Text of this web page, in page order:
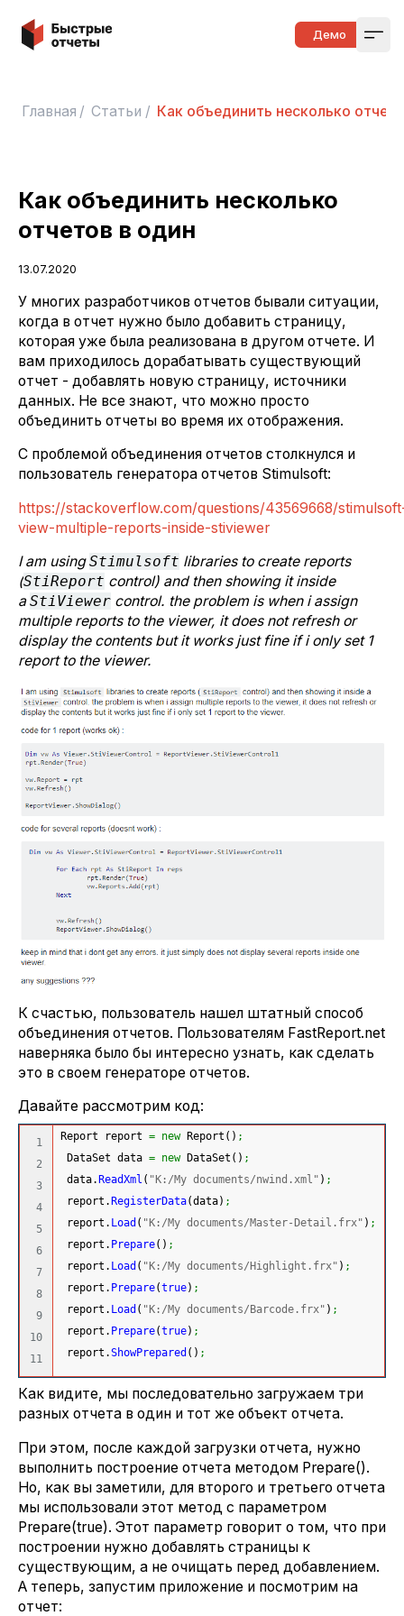
Быстрые отчеты Демо
Главная / Статьи / Как объединить несколько
Как объединить несколько
отчетов в один
13.07.2020
У многих разработчиков отчетов бывали ситуации,
когда в отчет нужно было добавить страницу,
которая уже была реализована в другом отчете. И
вам приходилось дорабатывать существующий
отчет - добавлять новую страницу, источники
данных. Не все знают, что можно просто
объединить отчеты во время их отображения.
С проблемой объединения отчетов столкнулся и
пользователь генератора отчетов Stimulsoft:
https://stackoverflow.com/questions/43569668/
view-multiple-reports-inside-stiviewer
I am usingStimulsoft libraries to create reports
(StiReport control) and then showing it inside
aStiViewer control. the problem is when i assign
multiple reports to the viewer, it does not refresh or
display the contents but it works just fine if i only set 1
report to the viewer.
К счастью, пользователь нашел штатный способ
объединения отчетов. Пользователям FastReport.net
наверняка было бы интересно узнать, как сделать
это в своем генераторе отчетов.
Давайте рассмотрим код:
1
2
3
4
5
6
7
8
9
10
Report report = new Report ( ) ;
DataSet data = new DataSet ( ) ;
data. ReadXml ( "K:/My documents/nwind.xml" ) ;
report. RegisterData(data) ;
report. Load ( "K:/My documents/Master-Detail.frx" ) ;
report. Prepare( ) ;
report. Load ( "K:/My documents/Highlight.frx" ) ;
report. Prepare(true) ;
report. Load ( "K:/My documents/Barcode.frx" ) ;
report. Prepare(true) ;
report.ShowPrepared ( ) ;
Как видите, мы последовательно загружаем три
разных отчета в один и тот же объект отчета.
При этом, после каждой загрузки отчета, нужно
выполнить построение отчета методом Prepare().
Но, как вы заметили, для второго и третьего отчета
мы использовали этот метод с параметром
Prepare(true). Этот параметр говорит о том, что при
построении нужно добавлять страницы к
существующим, а не очищать перед добавлением.
А теперь, запустим приложение и посмотрим на
отчет: